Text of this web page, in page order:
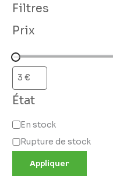
Filtres
Prix
État
En stock
Rupture de stock
Appliquer